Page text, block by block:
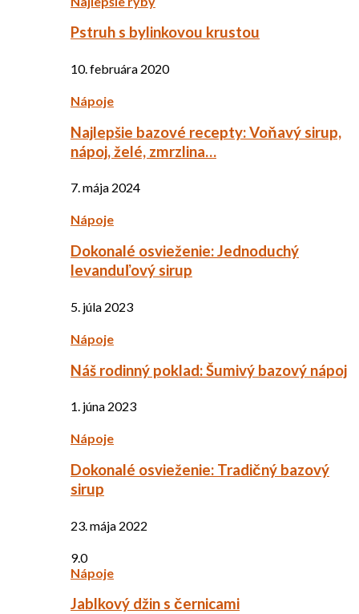
Pstruh s bylinkovou krustou
10. februára 2020
Nápoje
Najlepšie bazové recepty: Voňavý sirup,
nápoj, želé, zmrzlina…
7. mája 2024
Nápoje
Dokonalé osvieženie: Jednoduchý
levanduľový sirup
5. júla 2023
Nápoje
Náš rodinný poklad: Šumivý bazový nápoj
1. júna 2023
Nápoje
Dokonalé osvieženie: Tradičný bazový
sirup
23. mája 2022
9.0
Nápoje
Jablkový džin s černicami